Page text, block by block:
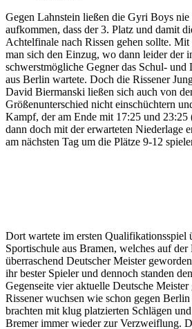
Gegen Lahnstein ließen die Gyri Boys
aufkommen, dass der 3. Platz und damit
Achtelfinale nach Rissen gehen sollte.
man sich den Einzug, wo dann leider der
schwerstmögliche Gegner das Schul- und
aus Berlin wartete. Doch die Rissener
David Biermanski ließen sich auch von
Größenunterschied nicht einschüchtern
Kampf, der am Ende mit 17:25 und 23:25
dann doch mit der erwarteten Niederlage
am nächsten Tag um die Plätze 9-12
Dort wartete im ersten Qualifikationsspiel
Sportischule aus Bramen, welches auf
überraschend Deutscher Meister
ihr bester Spieler und dennoch standen
Gegenseite vier aktuelle Deutsche
Rissener wuchsen wie schon gegen
brachten mit klug platzierten Schlägen
Bremer immer wieder zur Verzweiflung.